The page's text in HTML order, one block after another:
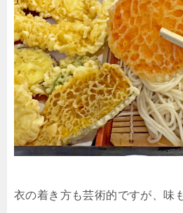
衣の着き方も芸術的ですが、味